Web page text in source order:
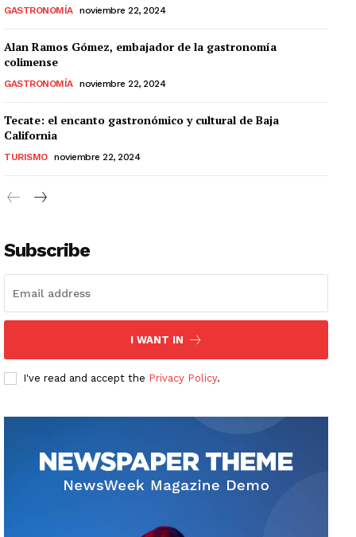
GASTRONOMÍA noviembre 22, 2024
Alan Ramos Gómez, embajador de la gastronomía
colimense
GASTRONOMÍA noviembre 22, 2024
Tecate: el encanto gastronómico y cultural de Baja
California
TURISMO noviembre 22, 2024
Subscribe
I WANT IN
I've read and accept the Privacy Policy.